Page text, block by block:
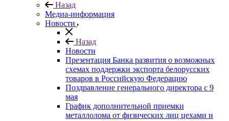
Назад
Медиа-информация
Новости
Назад
Новости
Презентация Банка развития о возможных
схемах поддержки экспорта белорусских
товаров в Российскую Федерацию
Поздравление генерального директора с 9
мая
График дополнительной приемки
металлолома от физических лиц цехами и